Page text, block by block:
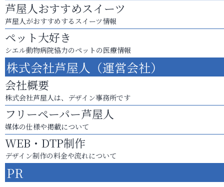
芦屋人おすすめスイーツ
芦屋人がおすすめするスイーツ情報
ペット大好き
シエル動物病院協力のペットの医療情報
株式会社芦屋人（運営会社）
会社概要
株式会社芦屋人は、デザイン事務所です
フリーペーパー芦屋人
媒体の仕様や掲載について
WEB・DTP制作
デザイン制作の料金や流れについて
PR